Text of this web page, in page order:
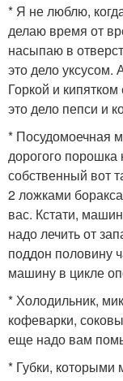
* Я не люблю,
делаю время от
насыпаю в
это дело уксусом.
Горкой и
это дело пепси и
* Посудомоечная
дорогого порошка
собственный вот
2 ложками
вас. Кстати,
надо лечить от
поддон половину
машину в цикле
* Холодильник,
кофеварки,
еще надо вам
* Губки,